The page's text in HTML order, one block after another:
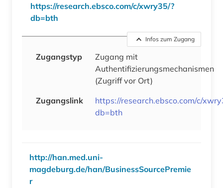
https://research.ebsco.com/c/xwry35/?
db=bth
Infos zum Zugang
Zugangstyp
Zugang mit
Authentifizierungsmechanismen
(Zugriff vor Ort)
Zugangslink
https://research.ebsco.com/c/
db=bth
http://han.med.uni-
magdeburg.de/han/BusinessSourcePremie
r